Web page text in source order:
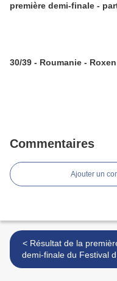
première demi-finale -
30/39 - Roumanie -
Commentaires
Ajouter un
< Résultat de la première
demi-finale du Festival da
canção (Portugal)